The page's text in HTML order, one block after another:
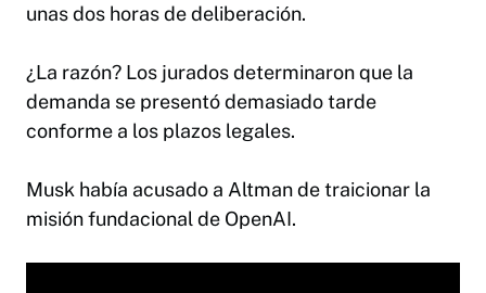
unas dos horas de deliberación.
¿La razón? Los jurados determinaron que la
demanda se presentó demasiado tarde
conforme a los plazos legales.
Musk había acusado a Altman de traicionar la
misión fundacional de OpenAI.